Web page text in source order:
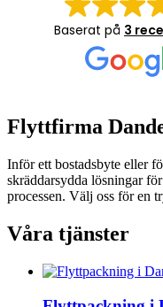
Baserat på 3
Flyttfirma
Inför ett bostadsbyte eller
skräddarsydda lösningar
processen. Välj oss för en
Våra tjänster